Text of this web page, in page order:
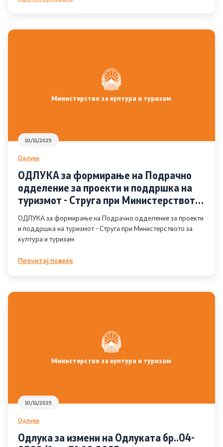
Јавни огласи
Завршени јавни огласи
Државни награди
Програма
Годишна програма
Информации од јавен карактер
Јавни набавки
Предлог закони
Одлуки
Извештаи и други документи
Министерство за култура и туризам
10/11/2025
Одлуки
ОДЛУКА за формирање на Подрачно
одделение за проекти и поддршка на
туризмот - Струга при Министерството
за култура и туризам
ОДЛУКА за формирање на Подрачно одделение за проекти
и поддршка на туризмот - Струга при Министерството за
култура и туризам
Прочитај повеќе
Министерство за култура и туризам
10/11/2025
Одлуки
Одлука за измени на Одлуката бр..04-